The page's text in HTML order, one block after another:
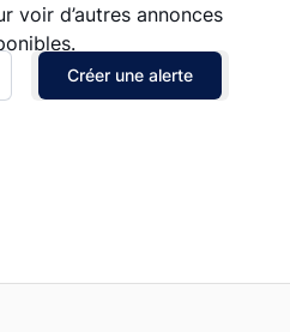
voir d’autres annonces
Créer une alerte